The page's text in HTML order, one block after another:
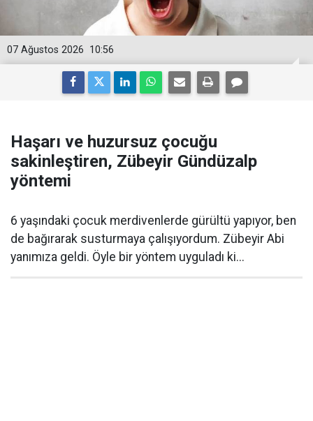
10:56
07 Ağustos 2026
Haşarı ve huzursuz çocuğu
sakinleştiren, Zübeyir Gündüzalp
yöntemi
6 yaşındaki çocuk merdivenlerde gürültü yapıyor, ben
de bağırarak susturmaya çalışıyordum. Zübeyir Abi
yanımıza geldi. Öyle bir yöntem uyguladı ki...